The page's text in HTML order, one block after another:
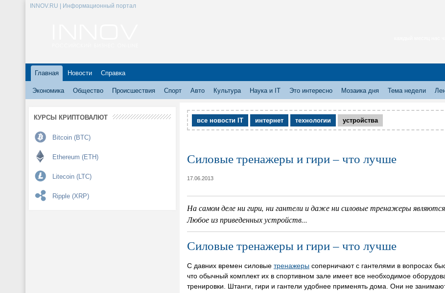
INNOV.RU | Информационный портал
Главная Новости Справка
Экономика Общество Происшествия Спорт Авто Культура Наука и IT Это интересно Мозаика дня Тема недели
КУРСЫ КРИПТОВАЛЮТ
Bitcoin (BTC)
Ethereum (ETH)
Litecoin (LTC)
Ripple (XRP)
все новости IT интернет технологии устройства
Силовые тренажеры и гири – что лучше
17.06.2013
На самом деле ни гири, ни гантели и даже ни силовые тренажеры
Любое из приведенных устройств...
Силовые тренажеры и гири – что лучше
С давних времен силовые тренажеры соперничают с гантелями в вопросах
что обычный комплект их в спортивном зале имеет все необходимое
тренировки. Штанги, гири и гантели удобнее применять дома. Они не